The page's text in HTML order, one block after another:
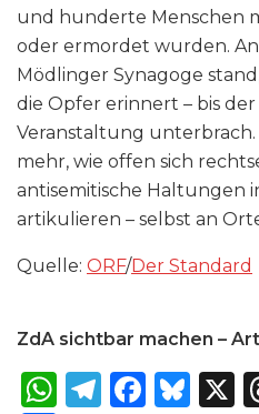
und hunderte Menschen
oder ermordet wurden.
Mödlinger Synagoge
die Opfer erinnert – bis
Veranstaltung unterbrach.
mehr, wie offen sich
antisemitische Haltungen
artikulieren – selbst an
Quelle: ORF/Der Standard
ZdA sichtbar machen –
W T
F
B X